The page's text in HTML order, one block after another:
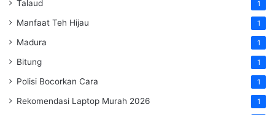
Talaud 1
Manfaat Teh Hijau 1
Madura 1
Bitung 1
Polisi Bocorkan Cara 1
Rekomendasi Laptop Murah 2026 1